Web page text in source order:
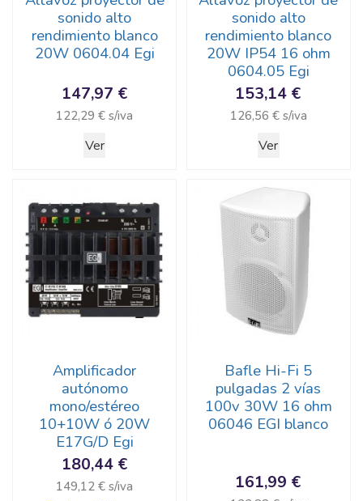
sonido alto
rendimiento blanco
20W 0604.04 Egi
147,97 €
122,29 € s/iva
Ver
sonido alto
rendimiento blanco
20W IP54 16 ohm
0604.05 Egi
153,14 €
126,56 € s/iva
Ver
Amplificador
autónomo
mono/estéreo
10+10W ó 20W
E17G/D Egi
180,44 €
149,12 € s/iva
Bafle Hi-Fi 5
pulgadas 2 vías
100v 30W 16 ohm
06046 EGI blanco
161,99 €